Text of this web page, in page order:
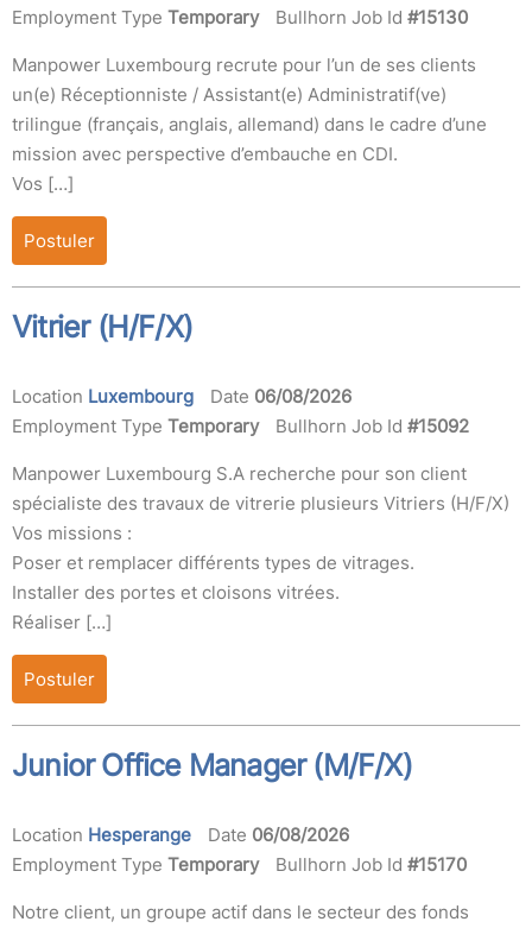
Employment Type Temporary Bullhorn Job Id #15130
Manpower Luxembourg recrute pour l’un de ses clients
un(e) Réceptionniste / Assistant(e) Administratif(ve)
trilingue (français, anglais, allemand) dans le cadre d’une
mission avec perspective d’embauche en CDI.
Vos […]
Postuler
Vitrier (H/F/X)
Location Luxembourg Date 06/08/2026
Employment Type Temporary Bullhorn Job Id #15092
Manpower Luxembourg S.A recherche pour son client
spécialiste des travaux de vitrerie plusieurs Vitriers (H/F/X)
Vos missions :
Poser et remplacer différents types de vitrages.
Installer des portes et cloisons vitrées.
Réaliser […]
Postuler
Junior Office Manager (M/F/X)
Location Hesperange Date 06/08/2026
Employment Type Temporary Bullhorn Job Id #15170
Notre client, un groupe actif dans le secteur des fonds